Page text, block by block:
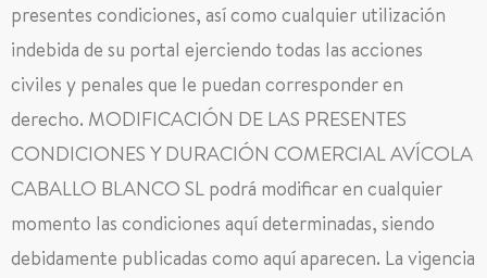
presentes condiciones, así como cualquier utilización
indebida de su portal ejerciendo todas las acciones
civiles y penales que le puedan corresponder en
derecho. MODIFICACIÓN DE LAS PRESENTES
CONDICIONES Y DURACIÓN COMERCIAL AVÍCOLA
CABALLO BLANCO SL podrá modificar en cualquier
momento las condiciones aquí determinadas, siendo
debidamente publicadas como aquí aparecen. La vigencia